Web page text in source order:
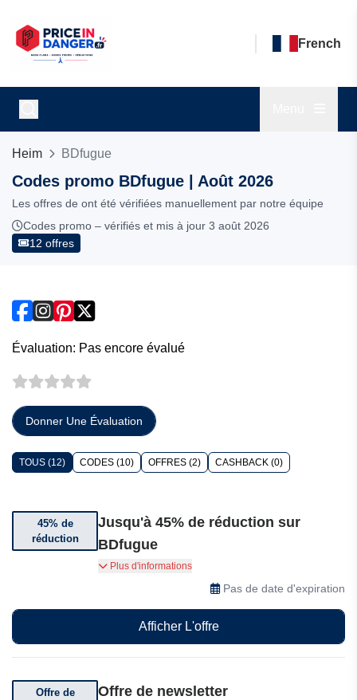
French
Heim BDfugue
Codes promo BDfugue | Août 2026
Les offres de ont été vérifiées manuellement par notre équipe
Codes promo – vérifiés et mis à jour 3 août 2026
12 offres
Évaluation: Pas encore évalué
Donner Une Évaluation
TOUS (12) CODES (10) OFFRES (2) CASHBACK (0)
45% de
réduction
Jusqu'à 45% de réduction sur
BDfugue
Jusqu'à 45% de réduction sur BDfugue
Plus d'informations
Pas de date d'expiration
Afficher L'offre
Offre de
Offre de newsletter